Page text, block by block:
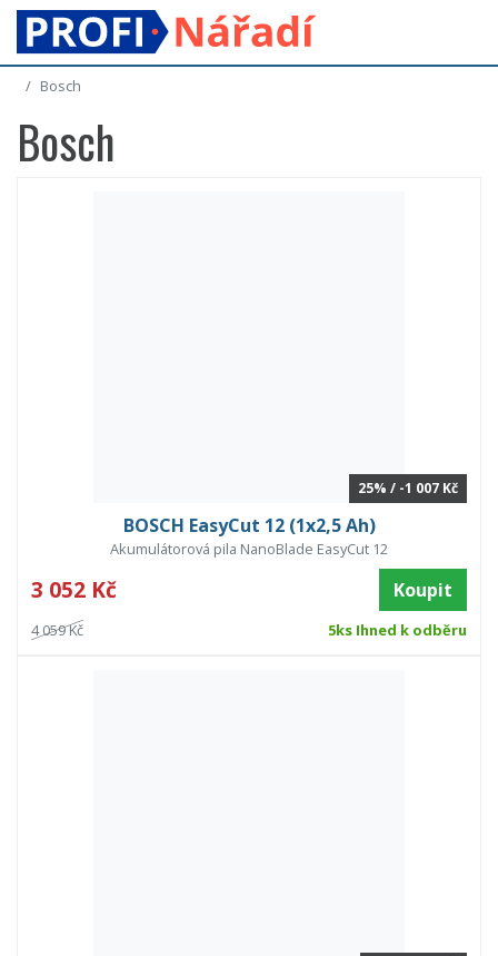
Bosch
Bosch
25% / -1 007 Kč
BOSCH EasyCut 12 (1x2,5 Ah)
Akumulátorová pila NanoBlade EasyCut 12
3 052 Kč Koupit
4 059 Kč 5ks Ihned k odběru